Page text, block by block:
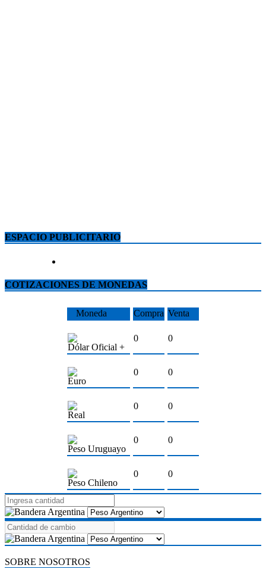
ESPACIO PUBLICITARIO
COTIZACIONES DE MONEDAS
Moneda Compra Venta
Dólar Oficial +
0 0
Euro
0 0
Real
0 0
Peso Uruguayo
0 0
Peso Chileno
0 0
SOBRE NOSOTROS